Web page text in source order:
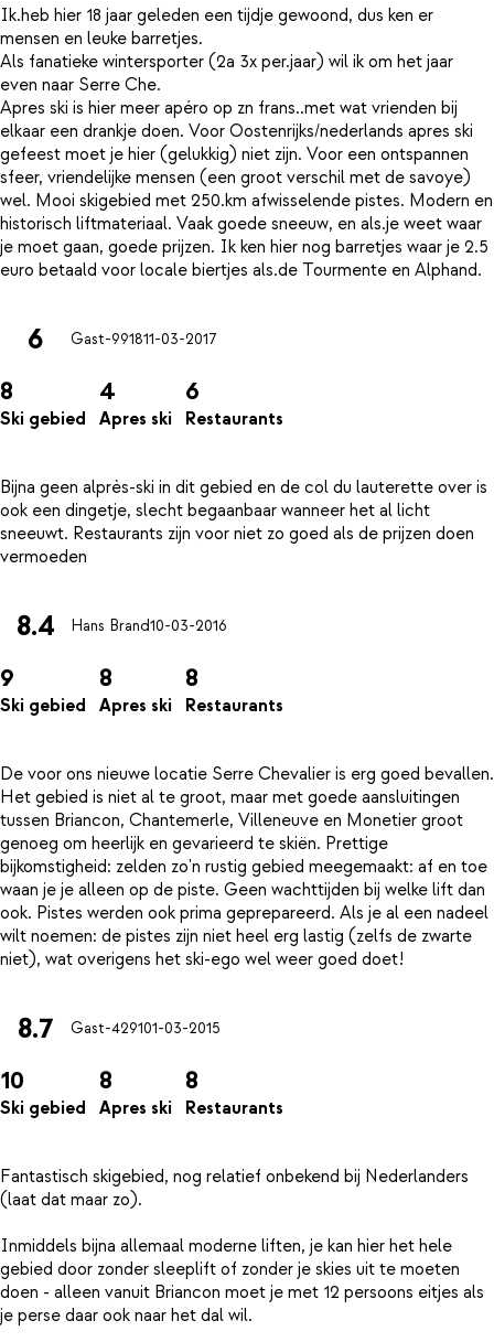
Ik.heb hier 18 jaar geleden een tijdje gewoond, dus ken er
mensen en leuke barretjes.
Als fanatieke wintersporter (2a 3x per.jaar) wil ik om het jaar
even naar Serre Che.
Apres ski is hier meer apéro op zn frans..met wat vrienden bij
elkaar een drankje doen. Voor Oostenrijks/nederlands apres ski
gefeest moet je hier (gelukkig) niet zijn. Voor een ontspannen
sfeer, vriendelijke mensen (een groot verschil met de savoye)
wel. Mooi skigebied met 250.km afwisselende pistes. Modern en
historisch liftmateriaal. Vaak goede sneeuw, en als.je weet waar
je moet gaan, goede prijzen. Ik ken hier nog barretjes waar je 2.5
6 Gast-991811-03-2017
8
Ski gebied
4
Apres ski
6
Restaurants
Bijna geen alprès-ski in dit gebied en de col du lauterette over is
ook een dingetje, slecht begaanbaar wanneer het al licht
sneeuwt. Restaurants zijn voor niet zo goed als de prijzen doen
8.4 Hans Brand10-03-2016
9
Ski gebied
8
Apres ski
8
Restaurants
De voor ons nieuwe locatie Serre Chevalier is erg goed bevallen.
Het gebied is niet al te groot, maar met goede aansluitingen
tussen Briancon, Chantemerle, Villeneuve en Monetier groot
genoeg om heerlijk en gevarieerd te skiën. Prettige
bijkomstigheid: zelden zo'n rustig gebied meegemaakt: af en toe
waan je je alleen op de piste. Geen wachttijden bij welke lift dan
ook. Pistes werden ook prima geprepareerd. Als je al een nadeel
wilt noemen: de pistes zijn niet heel erg lastig (zelfs de zwarte
8.7 Gast-429101-03-2015
10
Ski gebied
8
Apres ski
8
Restaurants
Fantastisch skigebied, nog relatief onbekend bij Nederlanders
(laat dat maar zo).
Inmiddels bijna allemaal moderne liften, je kan hier het hele
gebied door zonder sleeplift of zonder je skies uit te moeten
doen - alleen vanuit Briancon moet je met 12 persoons eitjes als
je perse daar ook naar het dal wil.